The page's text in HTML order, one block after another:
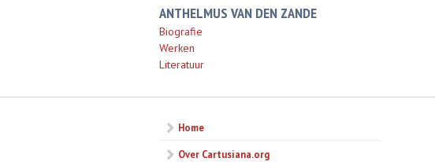
ANTHELMUS VAN DEN ZANDE
Biografie
Werken
Literatuur
Home
Over Cartusiana.org